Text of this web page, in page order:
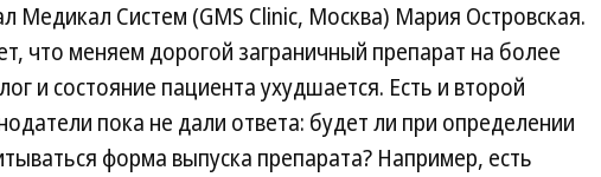
Медикал Систем (GMS Clinic, Москва) Мария Островская.
что меняем дорогой заграничный препарат на более
и состояние пациента ухудшается. Есть и второй
пока не дали ответа: будет ли при определении
форма выпуска препарата? Например, есть